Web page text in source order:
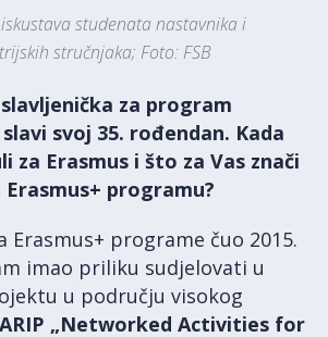
studenata nastavnika i
stručnjaka; Foto: FSB
za program
svoj 35. rođendan. Kada
za Erasmus i što za Vas znači
programu?
Erasmus+ programe čuo 2015.
imao priliku sudjelovati u
u području visokog
„Networked Activities for